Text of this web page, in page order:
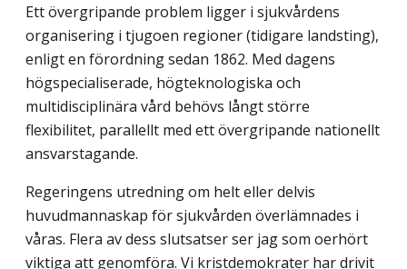
Ett övergripande problem ligger i sjukvårdens
organisering i tjugoen regioner (tidigare landsting),
enligt en förordning sedan 1862. Med dagens
högspecialiserade, högteknologiska och
multidisciplinära vård behövs långt större
flexibilitet, parallellt med ett övergripande nationellt
ansvarstagande.
Regeringens utredning om helt eller delvis
huvudmannaskap för sjukvården över­lämnades i
våras. Flera av dess slutsatser ser jag som oerhört
viktiga att genomföra. Vi kristdemokrater har drivit